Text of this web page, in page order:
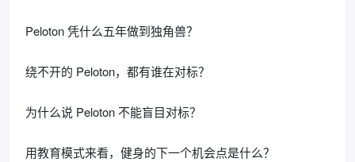
Peloton 凭什么五年做到独角兽？
绕不开的 Peloton，都有谁在对标？
为什么说 Peloton 不能盲目对标？
用教育模式来看，健身的下一个机会点是什么？